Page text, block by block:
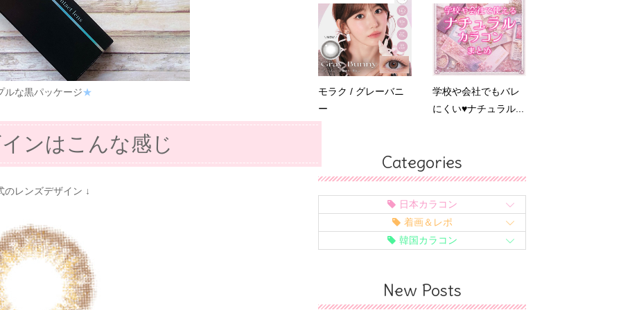
ルな黒パッケージ★
ンはこんな感じ
のレンズデザイン ↓
モラク / グレーバニ
ー
学校や会社でもバレ
にくい♥ナチュラル...
Categories
日本カラコン
着画＆レポ
韓国カラコン
New Posts